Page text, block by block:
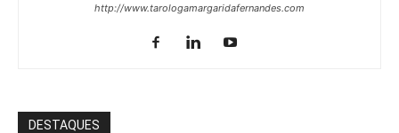
http://www.tarologamargaridafernandes.com
DESTAQUES